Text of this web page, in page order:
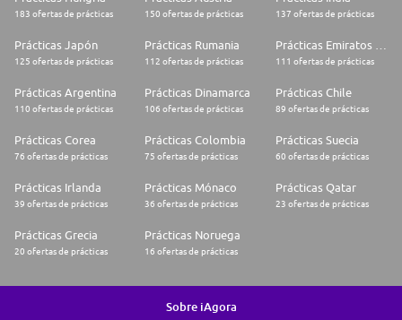
183 ofertas de prácticas 150 ofertas de prácticas 137 ofertas de prácticas
Prácticas Japón
125 ofertas de prácticas
Prácticas Rumania
112 ofertas de prácticas 111 ofertas de prácticas
Prácticas Argentina
110 ofertas de prácticas
Prácticas Dinamarca
106 ofertas de prácticas
Prácticas Chile
89 ofertas de prácticas
Prácticas Corea
76 ofertas de prácticas
Prácticas Colombia
75 ofertas de prácticas
Prácticas Suecia
60 ofertas de prácticas
Prácticas Irlanda
39 ofertas de prácticas
Prácticas Mónaco
36 ofertas de prácticas
Prácticas Qatar
23 ofertas de prácticas
Prácticas Grecia
20 ofertas de prácticas
Prácticas Noruega
16 ofertas de prácticas
Sobre iAgora